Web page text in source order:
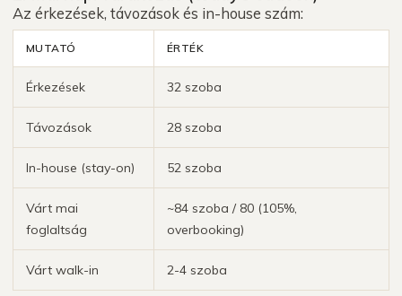
Az érkezések, távozások és in-house szám:
MUTATÓ ÉRTÉK
Érkezések 32 szoba
Távozások 28 szoba
In-house (stay-on) 52 szoba
Várt mai
foglaltság
~84 szoba / 80 (105%,
overbooking)
Várt walk-in 2-4 szoba